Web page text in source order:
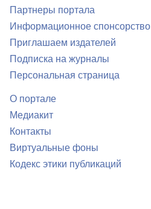
Партнеры портала
Информационное спонсорство
Приглашаем издателей
Подписка на журналы
Персональная страница
О портале
Медиакит
Контакты
Виртуальные фоны
Кодекс этики публикаций